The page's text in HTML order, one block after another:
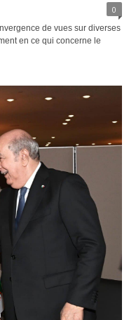
0
de vues sur diverses
en ce qui concerne le